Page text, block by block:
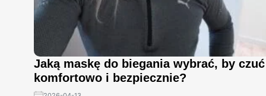
Jaką maskę do biegania wybrać, by
komfortowo i bezpiecznie?